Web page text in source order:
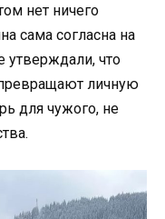
нет ничего
сама согласна на
что
личную
для чужого, не